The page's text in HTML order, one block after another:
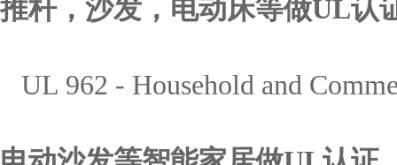
推杆，沙发，电动床等做UL认
UL 962 - Household and